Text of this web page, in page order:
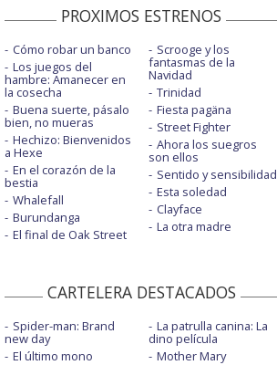
PROXIMOS ESTRENOS
Cómo robar un banco
Los juegos del
hambre: Amanecer en
la cosecha
Buena suerte, pásalo
bien, no mueras
Hechizo: Bienvenidos
a Hexe
En el corazón de la
bestia
Whalefall
Burundanga
El final de Oak Street
Scrooge y los
fantasmas de la
Navidad
Trinidad
Fiesta pagäna
Street Fighter
Ahora los suegros
son ellos
Sentido y sensibilidad
Esta soledad
Clayface
La otra madre
CARTELERA DESTACADOS
Spider-man: Brand
new day
El último mono
La patrulla canina: La
dino película
Mother Mary